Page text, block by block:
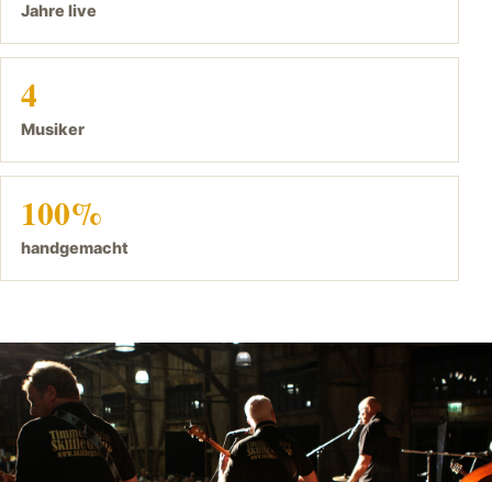
Jahre live
4
Musiker
100%
handgemacht